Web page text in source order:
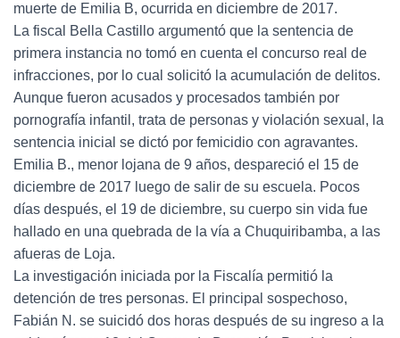
muerte de Emilia B, ocurrida en diciembre de 2017.
La fiscal Bella Castillo argumentó que la sentencia de
primera instancia no tomó en cuenta el concurso real de
infracciones, por lo cual solicitó la acumulación de delitos.
Aunque fueron acusados y procesados también por
pornografía infantil, trata de personas y violación sexual, la
sentencia inicial se dictó por femicidio con agravantes.
Emilia B., menor lojana de 9 años, despareció el 15 de
diciembre de 2017 luego de salir de su escuela. Pocos
días después, el 19 de diciembre, su cuerpo sin vida fue
hallado en una quebrada de la vía a Chuquiribamba, a las
afueras de Loja.
La investigación iniciada por la Fiscalía permitió la
detención de tres personas. El principal sospechoso,
Fabián N. se suicidó dos horas después de su ingreso a la